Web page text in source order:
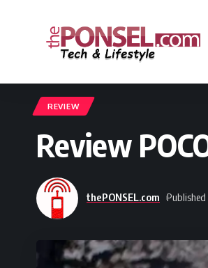
REVIEW
Review
thePONSEL.com